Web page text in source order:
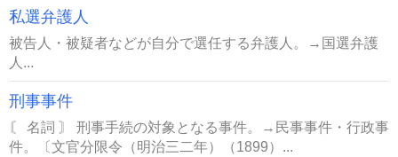
私選弁護人
被告人・被疑者などが自分で選任する弁護人。→国選弁護
人...
刑事事件
〘 名詞 〙 刑事手続の対象となる事件。→民事事件・行政事
件。〔文官分限令（明治三二年）（1899）...